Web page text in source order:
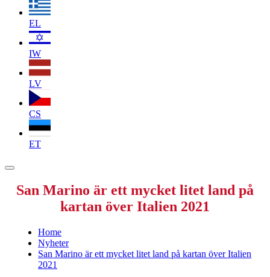
EL
IW
LV
CS
ET
San Marino är ett mycket litet land på
kartan över Italien 2021
Home
Nyheter
San Marino är ett mycket litet land på kartan över Italien
2021